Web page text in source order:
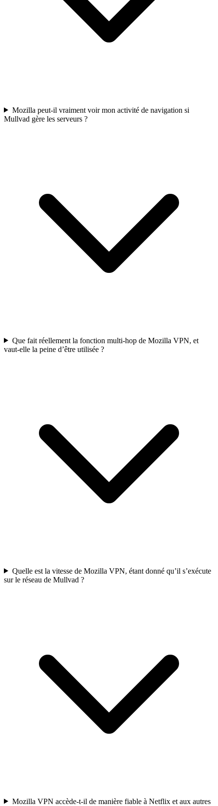
Mozilla peut-il vraiment voir mon activité de navigation si
Mullvad gère les serveurs ?
Que fait réellement la fonction multi-hop de Mozilla VPN, et
vaut-elle la peine d’être utilisée ?
Quelle est la vitesse de Mozilla VPN, étant donné qu’il s’exécute
sur le réseau de Mullvad ?
Mozilla VPN accède-t-il de manière fiable à Netflix et aux autres